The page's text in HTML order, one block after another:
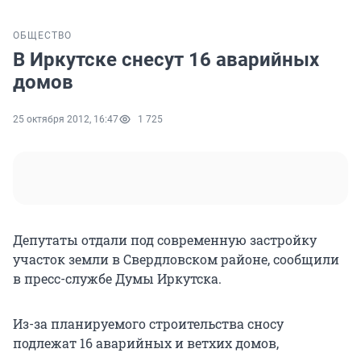
ОБЩЕСТВО
В Иркутске снесут 16 аварийных
домов
25 октября 2012, 16:47 1 725
Депутаты отдали под современную застройку
участок земли в Свердловском районе, сообщили
в пресс-службе Думы Иркутска.
Из-за планируемого строительства сносу
подлежат 16 аварийных и ветхих домов,